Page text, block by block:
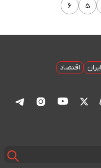
۵ ۶
ایران
اقتصاد